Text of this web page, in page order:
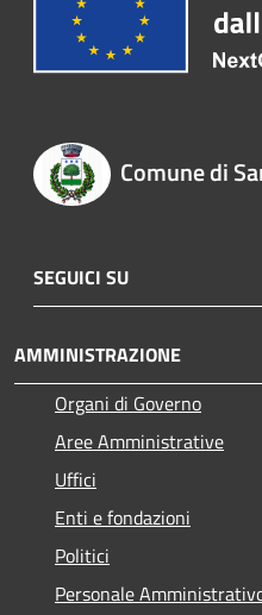
Comune di
SEGUICI SU
AMMINISTRAZIONE
Organi di Governo
Aree Amministrative
Uffici
Enti e fondazioni
Politici
Personale